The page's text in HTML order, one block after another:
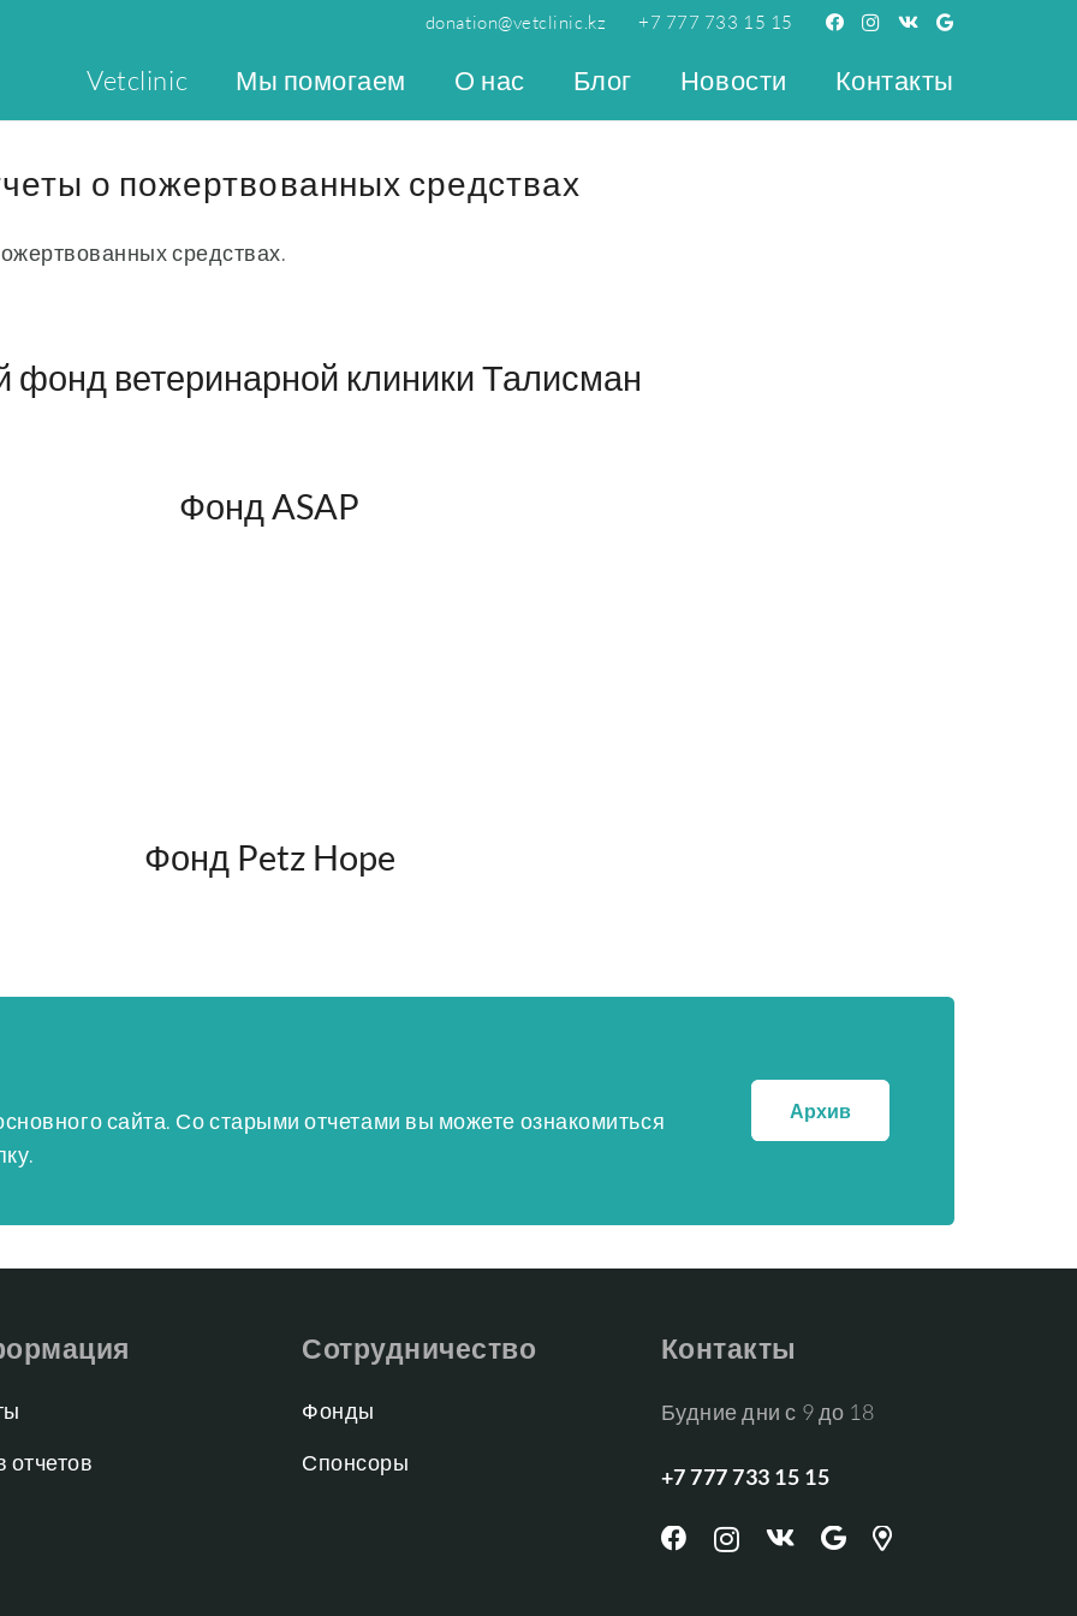
donation@vetclinic.kz +7 777 733 15 15
Vetclinic Мы помогаем О нас Блог Новости Контакты
о пожертвованных средствах
средствах.
ветеринарной клиники Талисман
Фонд ASAP
Фонд Petz Hope
сайта. Со старыми отчетами вы можете ознакомиться
Архив
отчетов
Сотрудничество
Фонды
Спонсоры
Контакты
Будние дни с 9 до 18
+7 777 733 15 15